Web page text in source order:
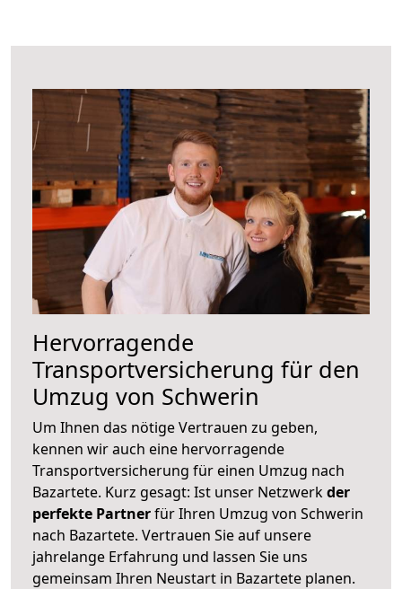
Hervorragende
Transportversicherung für den
Umzug von Schwerin
Um Ihnen das nötige Vertrauen zu geben,
kennen wir auch eine hervorragende
Transportversicherung für einen Umzug nach
Bazartete. Kurz gesagt: Ist unser Netzwerkder
perfekte Partnerfür Ihren Umzug von Schwerin
nach Bazartete. Vertrauen Sie auf unsere
jahrelange Erfahrung und lassen Sie uns
gemeinsam Ihren Neustart in Bazartete planen.